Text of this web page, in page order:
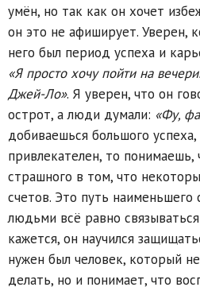
умён, но так как он хочет
он это не афиширует. Уверен,
него был период успеха и
«Я просто хочу пойти на
Джей-Ло». Я уверен, что он
острот, а люди думали: «Фу,
добиваешься большого
привлекателен, то понимаешь,
страшного в том, что
счетов. Это путь наименьшего
людьми всё равно
кажется, он научился
нужен был человек, который
делать, но и понимает, что